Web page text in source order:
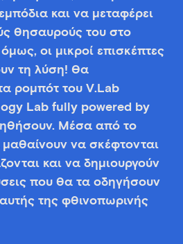
και να μεταφέρει
θησαυρούς του στο
οι μικροί επισκέπτες
τη λύση! Θα
ρομπότ του V.Lab
Lab fully powered by
Μέσα από το
μαθαίνουν να σκέφτονται
και να δημιουργούν
που θα τα οδηγήσουν
της φθινοπωρινής